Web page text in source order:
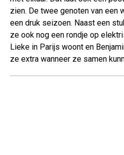
zien. De twee genoten van een
een druk seizoen. Naast een
ze ook nog een rondje op
Lieke in Parijs woont en
ze extra wanneer ze samen